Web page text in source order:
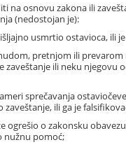
na osnovu zakona ili
(nedostojan je):
usmrtio ostavioca, ili
pretnjom ili prevarom
zaveštanje ili neku njegovu
sprečavanja
zaveštanje, ili ga je
ogrešio o zakonsku
nužnu pomoć;